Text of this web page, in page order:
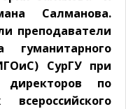
Салманова.
преподаватели
СурГУ при
директоров по